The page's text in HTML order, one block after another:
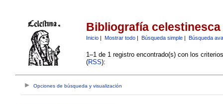
Bibliografía celestinesca
Inicio| Mostrar todo| Búsqueda simple| Búsqueda
1–1 de 1 registro encontrado(s) con los
(RSS):
Opciones de búsqueda y visualización